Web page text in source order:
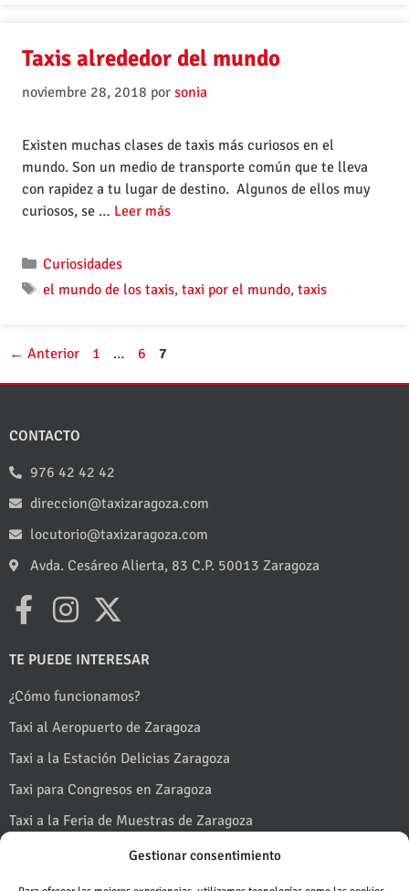
Gestionar consentimiento
Taxis alrededor del mundo
noviembre 28, 2018 por sonia
Existen muchas clases de taxis más curiosos en el
mundo. Son un medio de transporte común que te lleva
con rapidez a tu lugar de destino. Algunos de ellos muy
curiosos, se … Leer más
Curiosidades
el mundo de los taxis, taxi por el mundo, taxis
← Anterior 1 … 6 7
CONTACTO
976 42 42 42
direccion@taxizaragoza.com
locutorio@taxizaragoza.com
Avda. Cesáreo Alierta, 83 C.P. 50013 Zaragoza
TE PUEDE INTERESAR
¿Cómo funcionamos?
Taxi al Aeropuerto de Zaragoza
Taxi a la Estación Delicias Zaragoza
Taxi para Congresos en Zaragoza
Taxi a la Feria de Muestras de Zaragoza
Taxi a Puerto Venecia
Taxi en Fiestas del Pilar en Zaragoza